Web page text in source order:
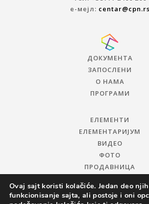
е-мејл: centar@cpn.rs
ДОКУМЕНТА
ЗАПОСЛЕНИ
О НАМА
ПРОГРАМИ
ЕЛЕМЕНТИ
ЕЛЕМЕНТАРИЈУМ
ВИДЕО
ФОТО
ПРОДАВНИЦА
Ovaj sajt koristi kolačiće. Jedan deo
funkcionisanje sajta, ali postoje i oni